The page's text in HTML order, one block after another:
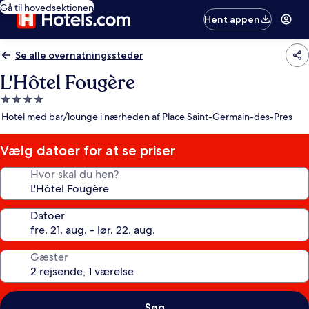
Gå til hovedsektionen
Hent appen
Se alle overnatningssteder
L'Hôtel Fougère
4.0-
stjernet
Hotel med bar/lounge i nærheden af Place Saint-Germain-des-Pres
Vælg datoer for at se priser
Hvor skal du hen?
Datoer
Gæster